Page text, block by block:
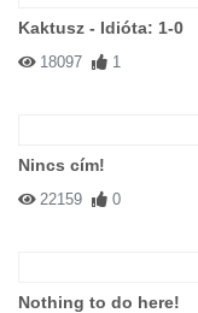
Kaktusz - Idióta: 1-0
18097 1
Nincs cím!
22159 0
Nothing to do here!